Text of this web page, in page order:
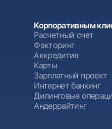
Корпоративным
Расчетный счет
Факторинг
Аккредитив
Карты
Зарплатный проект
Интернет банкинг
Дилинговые
Андеррайтинг